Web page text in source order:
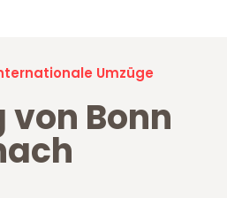
Umzüge
von Bonn